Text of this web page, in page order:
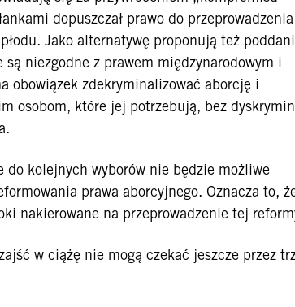
dopuszczał prawo do przeprowadzenia
Jako alternatywę proponują też
niezgodne z prawem międzynarodowym i
obowiązek zdekryminalizować aborcję i
osobom, które jej potrzebują, bez
do kolejnych wyborów nie będzie możliwe
prawa aborcyjnego. Oznacza to,
nakierowane na przeprowadzenie tej
w ciążę nie mogą czekać jeszcze przez